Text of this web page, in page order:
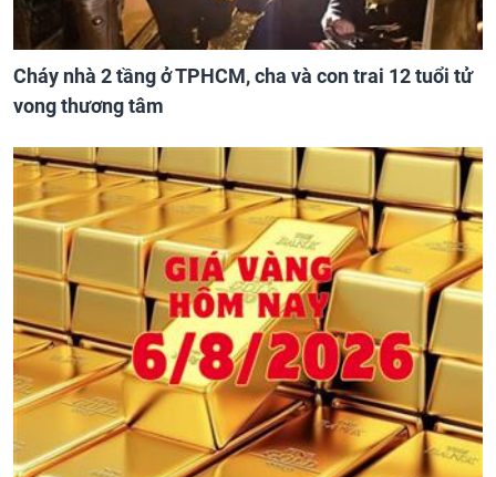
Cháy nhà 2 tầng ở TPHCM, cha và con trai 12 tuổi tử
vong thương tâm